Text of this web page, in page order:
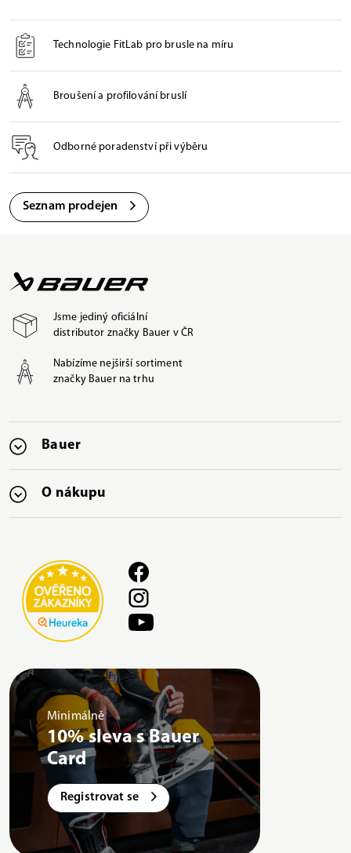
Technologie FitLab pro brusle na míru
Broušení a profilování bruslí
Odborné poradenství při výběru
Seznam prodejen
Jsme jediný oficiální
distributor značky Bauer v ČR
Nabízíme nejširší sortiment
značky Bauer na trhu
Bauer
O nákupu
Minimálně
10% sleva s Bauer
Card
Registrovat se